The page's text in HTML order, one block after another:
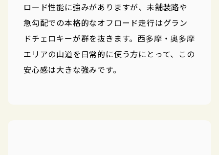
ロード性能に強みがありますが、未舗装路や
急勾配での本格的なオフロード走行はグラン
ドチェロキーが群を抜きます。西多摩・奥多摩
エリアの山道を日常的に使う方にとって、この
安心感は大きな強みです。